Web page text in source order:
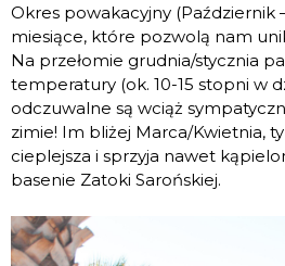
Okres powakacyjny (Październik
miesiące, które pozwolą nam
Na przełomie grudnia/stycznia
temperatury (ok. 10-15 stopni w
odczuwalne są wciąż
zimie! Im bliżej Marca/Kwietnia,
cieplejsza i sprzyja nawet
basenie Zatoki Sarońskiej.